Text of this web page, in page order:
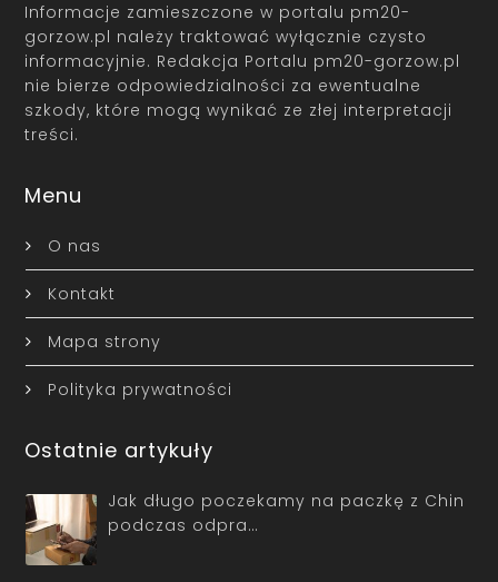
Informacje zamieszczone w portalu pm20-
gorzow.pl należy traktować wyłącznie czysto
informacyjnie. Redakcja Portalu pm20-gorzow.pl
nie bierze odpowiedzialności za ewentualne
szkody, które mogą wynikać ze złej interpretacji
treści.
Menu
O nas
Kontakt
Mapa strony
Polityka prywatności
Ostatnie artykuły
Jak długo poczekamy na paczkę z Chin
podczas odpra…